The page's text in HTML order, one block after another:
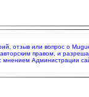
отзыв или вопрос о
правом, и
мнением Администрации